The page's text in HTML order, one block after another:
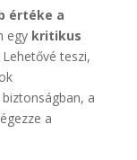
értéke a
egy kritikus
Lehetővé teszi,
a
a